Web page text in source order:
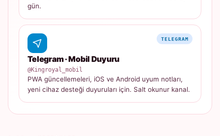
gün.
TELEGRAM
Telegram · Mobil Duyuru
@Kingroyal_mobil
PWA güncellemeleri, iOS ve Android uyum notları,
yeni cihaz desteği duyuruları için. Salt okunur kanal.